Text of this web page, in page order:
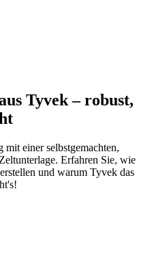
Tyvek – robust,
mit einer selbstgemachten,
Erfahren Sie, wie
und warum Tyvek das